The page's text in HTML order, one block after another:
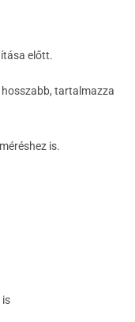
előtt.
tartalmazza
is.
is